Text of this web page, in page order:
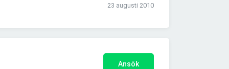
23 augusti 2010
Ansök